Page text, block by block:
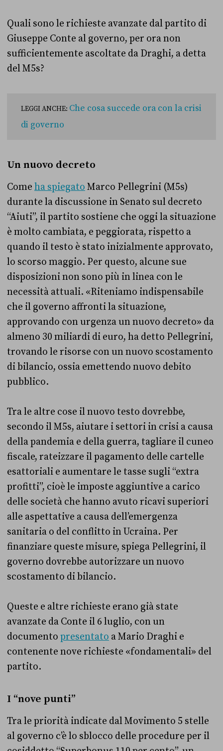
Quali sono le richieste avanzate dal partito di
Giuseppe Conte al governo, per ora non
sufficientemente ascoltate da Draghi, a detta
del M5s?
LEGGI ANCHE: Che cosa succede ora con la crisi
di governo
Un nuovo decreto
Come ha spiegato Marco Pellegrini (M5s)
durante la discussione in Senato sul decreto
“Aiuti”, il partito sostiene che oggi la situazione
è molto cambiata, e peggiorata, rispetto a
quando il testo è stato inizialmente approvato,
lo scorso maggio. Per questo, alcune sue
disposizioni non sono più in linea con le
necessità attuali. «Riteniamo indispensabile
che il governo affronti la situazione,
approvando con urgenza un nuovo decreto» da
almeno 30 miliardi di euro, ha detto Pellegrini,
trovando le risorse con un nuovo scostamento
di bilancio, ossia emettendo nuovo debito
pubblico.
Tra le altre cose il nuovo testo dovrebbe,
secondo il M5s, aiutare i settori in crisi a causa
della pandemia e della guerra, tagliare il cuneo
fiscale, rateizzare il pagamento delle cartelle
esattoriali e aumentare le tasse sugli “extra
profitti”, cioè le imposte aggiuntive a carico
delle società che hanno avuto ricavi superiori
alle aspettative a causa dell’emergenza
sanitaria o del conflitto in Ucraina. Per
finanziare queste misure, spiega Pellegrini, il
governo dovrebbe autorizzare un nuovo
scostamento di bilancio.
Queste e altre richieste erano già state
avanzate da Conte il 6 luglio, con un
documento presentato a Mario Draghi e
contenente nove richieste «fondamentali» del
partito.
I “nove punti”
Tra le priorità indicate dal Movimento 5 stelle
al governo c’è lo sblocco delle procedure per il